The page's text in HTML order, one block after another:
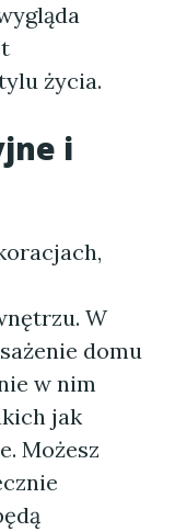
życia.
i
W
domu
w nim
jak
Możesz